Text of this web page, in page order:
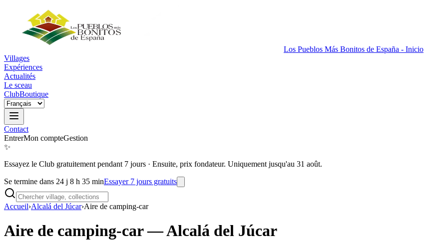
Los Pueblos Más Bonitos de España - Inicio
Villages
Expériences
Actualités
Le sceau
ClubBoutique
Contact
EntrerMon compteGestion
✨
Essayez le Club gratuitement pendant 7 jours · Ensuite, prix fondateur. Uniquement jusqu'au 31 août.
Se termine dans 24 j 8 h 35 minEssayer 7 jours gratuits
Accueil›Alcalá del Júcar›Aire de camping-car
Aire de camping-car—Alcalá del Júcar